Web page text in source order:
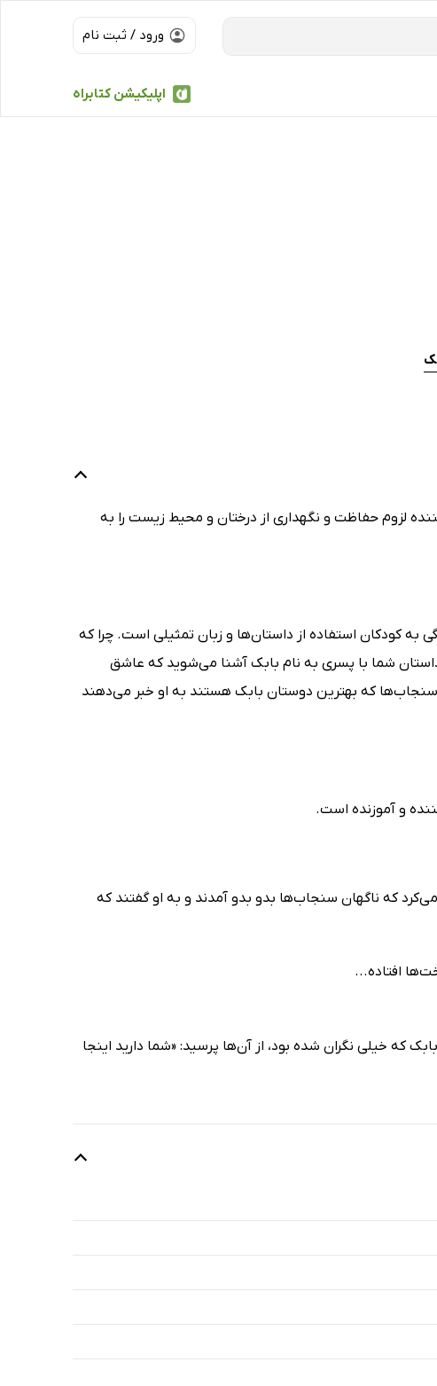
ورود / ثبت نام
اپلیکیشن کتابراه
لزوم حفاظت و نگهداری از درختان و محیط زیست را به
به کودکان استفاده از داستان‌ها و زبان تمثیلی است. چرا که
شما با پسری به نام بابک آشنا می‌شوید که عاشق
که بهترین دوستان بابک هستند به او خبر می‌دهند
که ناگهان سنجاب‌ها بدو بدو آمدند و به او گفتند که
افتاده...
که خیلی نگران شده بود، از آن‌ها پرسید: «شما دارید اینجا